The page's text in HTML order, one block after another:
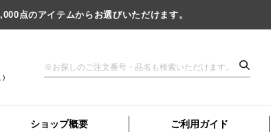
点のアイテムからお選びいただけます。
)
ショップ概要 ご利用ガイド